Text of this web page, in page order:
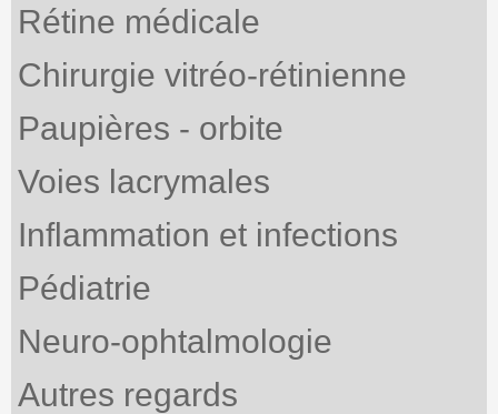
Rétine médicale
Chirurgie vitréo-rétinienne
Paupières - orbite
Voies lacrymales
Inflammation et infections
Pédiatrie
Neuro-ophtalmologie
Autres regards